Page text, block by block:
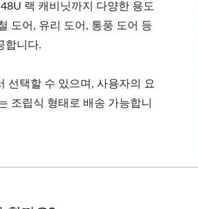
랙 캐비닛까지 다양한 용도
도어, 유리 도어, 통풍 도어 등
합니다.
선택할 수 있으며, 사용자의 요
조립식 형태로 배송 가능합니